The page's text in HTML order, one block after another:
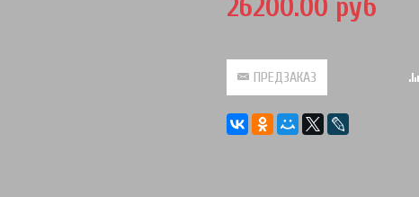
26200.00 руб
ПРЕДЗАКАЗ